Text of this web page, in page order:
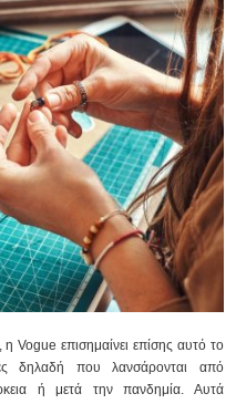
Vogue επισημαίνει επίσης αυτό το
δηλαδή που λανσάρονται από
ή μετά την πανδημία. Αυτά